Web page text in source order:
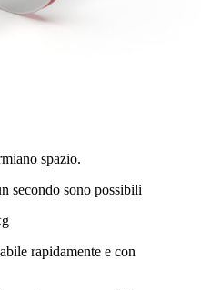
spazio.
secondo sono possibili
rapidamente e con